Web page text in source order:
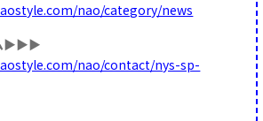
nao/category/news
▶▶▶
nao/contact/nys-sp-